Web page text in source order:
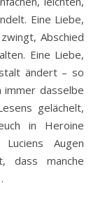
Eine Liebe,
Abschied
Eine Liebe,
ändert – so
dasselbe
gelächelt,
in Heroine
Augen
dass manche